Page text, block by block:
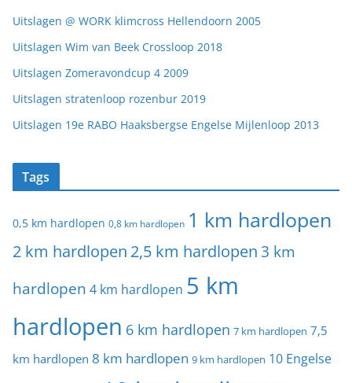
Uitslagen @ WORK klimcross Hellendoorn 2005
Uitslagen Wim van Beek Crossloop 2018
Uitslagen Zomeravondcup 4 2009
Uitslagen stratenloop rozenbur 2019
Uitslagen 19e RABO Haaksbergse Engelse Mijlenloop 2013
Tags
0,5 km hardlopen 0,8 km hardlopen 1 km hardlopen
2 km hardlopen 2,5 km hardlopen 3 km
hardlopen 4 km hardlopen 5 km
hardlopen 6 km hardlopen 7 km hardlopen 7,5
km hardlopen 8 km hardlopen 9 km hardlopen 10 Engelse